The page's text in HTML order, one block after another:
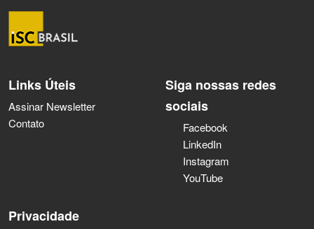
Links Úteis
Assinar Newsletter
Contato
Siga nossas redes
sociais
Facebook
LinkedIn
Instagram
YouTube
Privacidade